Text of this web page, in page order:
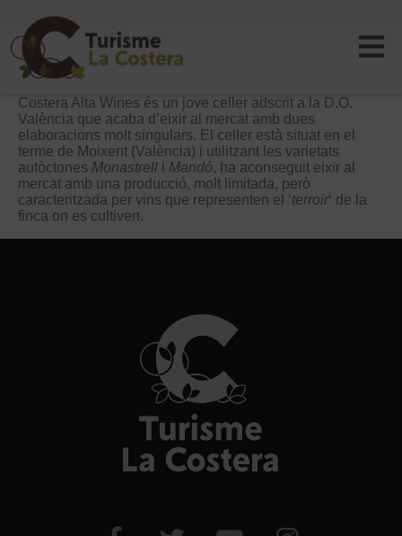
Costera Alta Wines és un jove celler adscrit a la D.O.
València que acaba d’eixir al mercat amb dues
elaboracions molt singulars. El celler està situat en el
terme de Moixent (València) i utilitzant les varietats
autòctones Monastrell i Mandó, ha aconseguit eixir al
mercat amb una producció, molt limitada, però
caracteritzada per vins que representen el ‘terroir‘ de la
finca on es cultiven.